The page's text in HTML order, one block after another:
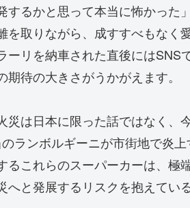
するかと思って本当に怖かった
を取りながら、成すすべもなく
ーリを納車された直後にはSNS
待の大きさがうかがえます。
災は日本に限った話ではなく、
ランボルギーニが市街地で炎
るこれらのスーパーカーは、極
と発展するリスクを抱えている